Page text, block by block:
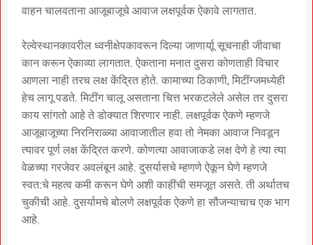
वाहन चालवताना आजूबाजूचे आवाज लक्षपूर्वक ऐकावे लागतात.
रेल्वेस्थानकावरील ध्वनीक्षेपकावरून दिल्या जाणार्याू सूचनाही जीवाचा
कान करून ऐकाव्या लागतात. ऐकताना मनात दुसरा कोणताही विचार
आणला नाही तरच लक्ष केंद्रित होते. कामाच्या ठिकाणी, मिटींग्जमध्येही
हेच लागू पडते. मिटींग चालू असताना चित्त भरकटलेले असेल तर दुसरा
काय सांगतो आहे ते डोक्यात शिरणार नाही. लक्षपूर्वक ऐकणे म्हणजे
आजूबाजूच्या निरनिराळ्या आवाजातील हवा तो नेमका आवाज निवडून
त्यावर पूर्ण लक्ष केंद्रित करणे. कोणत्या आवाजाकडे लक्ष देणे हे त्या त्या
वेळच्या गरजेवर अवलंबून आहे. दुसर्यासचे म्हणणे ऐकून घेणे म्हणजे
स्वत:चे महत्व कमी करून घेणे अशी काहींची समजूत असते. ती अर्थातच
चुकीची आहे. दुसर्यामचे बोलणे लक्षपूर्वक ऐकणे हा सौजन्याचाच एक भाग
आहे.